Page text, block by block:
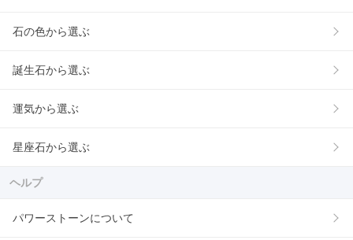
石の色から選ぶ
誕生石から選ぶ
運気から選ぶ
星座石から選ぶ
ヘルプ
パワーストーンについて